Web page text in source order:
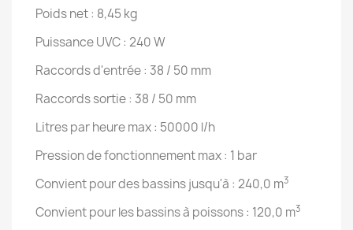
Poids net : 8,45 kg
Puissance UVC : 240 W
Raccords d'entrée : 38 / 50 mm
Raccords sortie : 38 / 50 mm
Litres par heure max : 50000 l/h
Pression de fonctionnement max : 1 bar
Convient pour des bassins jusqu'à : 240,0 m3
Convient pour les bassins à poissons : 120,0 m3